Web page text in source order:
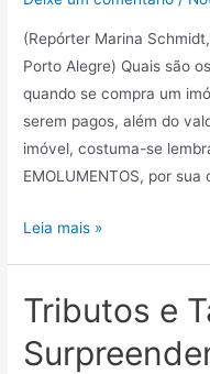
(Repórter Marina
Porto Alegre) Quais são
quando se compra um
serem pagos, além do
imóvel, costuma-se
EMOLUMENTOS, por
Leia mais »
Tributos e